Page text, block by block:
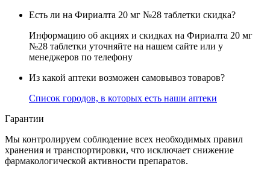
Есть ли на Фириалта 20 мг №28 таблетки скидка?
Информацию об акциях и скидках на Фириалта 20 мг
№28 таблетки уточняйте на нашем сайте или у
менеджеров по телефону
Из какой аптеки возможен самовывоз товаров?
Список городов, в которых есть наши аптеки
Гарантии
Мы контролируем соблюдение всех необходимых правил
хранения и транспортировки, что исключает снижение
фармакологической активности препаратов.